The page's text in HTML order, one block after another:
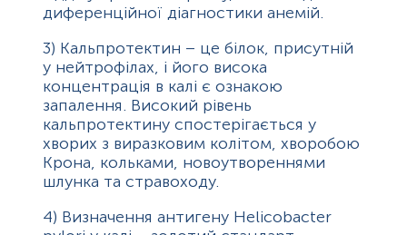
диференційної діагностики анемій.
3) Кальпротектин – це білок, присутній
у нейтрофілах, і його висока
концентрація в калі є ознакою
запалення. Високий рівень
кальпротектину спостерігається у
хворих з виразковим колітом, хворобою
Крона, кольками, новоутвореннями
шлунка та стравоходу.
4) Визначення антигену Helicobacter